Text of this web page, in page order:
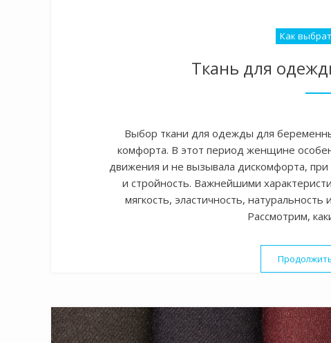
Как
Ткань для
Выбор ткани для одежды для
комфорта. В этот период женщине
движения и не вызывала дискомфорта,
и стройность. Важнейшими
мягкость, эластичность,
Рассмотрим,